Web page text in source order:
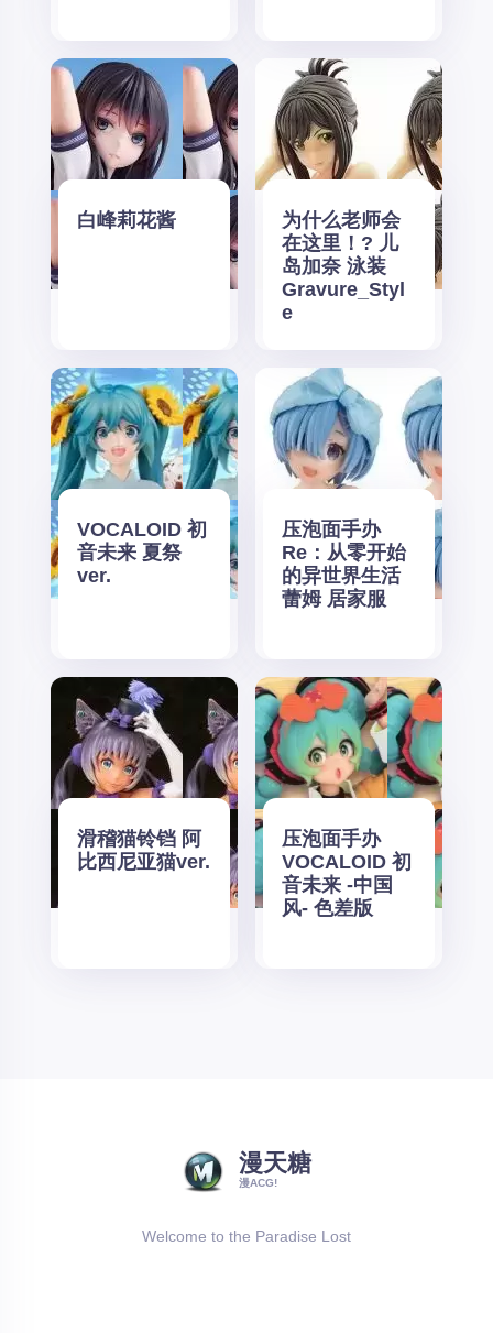
白峰莉花酱
为什么老师会
在这里！? 儿
岛加奈 泳装
Gravure_Styl
e
VOCALOID 初
音未来 夏祭
ver.
压泡面手办
Re：从零开始
的异世界生活
蕾姆 居家服
滑稽猫铃铛 阿
比西尼亚猫ver.
压泡面手办
VOCALOID 初
音未来 -中国
风- 色差版
漫天糖
漫ACG!
Welcome to the Paradise Lost